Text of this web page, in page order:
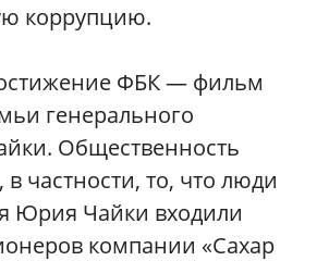
коррупцию.
ФБК — фильм
генерального
Общественность
в частности, то, что люди
Юрия Чайки входили
компании «Сахар